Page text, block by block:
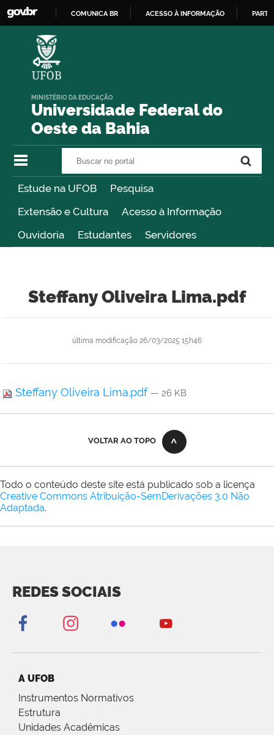
COMUNICA BR ACESSO À INFORMAÇÃO
Universidade Federal do
Oeste da Bahia
MINISTÉRIO DA EDUCAÇÃO
Estude na UFOB
Pesquisa
Extensão e Cultura
Acesso à Informação
Ouvidoria
Estudantes Servidores
Steffany Oliveira Lima.pdf
última modificação 26/03/2025 15h46
Steffany Oliveira Lima.pdf — 26 KB
VOLTAR AO TOPO
Todo o conteúdo deste site está publicado sob a licença
Creative Commons Atribuição-SemDerivações 3.0 Não
Adaptada.
REDES SOCIAIS
A UFOB
Instrumentos Normativos
Estrutura
Unidades Acadêmicas